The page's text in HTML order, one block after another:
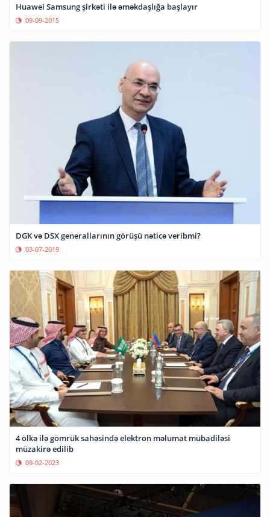
Huawei Samsung şirkəti ilə əməkdaşlığa başlayır
09-09-2015
DGK və DSX generallarının görüşü nəticə veribmi?
03-07-2019
4 ölkə ilə gömrük sahəsində elektron məlumat mübadiləsi
müzakirə edilib
09-02-2023